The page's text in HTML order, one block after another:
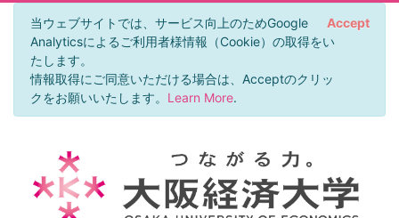
当ウェブサイトでは、サービス向上のためGoogle
Analyticsによるご利用者様情報（Cookie）の取得をい
たします。
情報取得にご同意いただける場合は、Acceptのクリッ
クをお願いいたします。 Learn More.
Accept